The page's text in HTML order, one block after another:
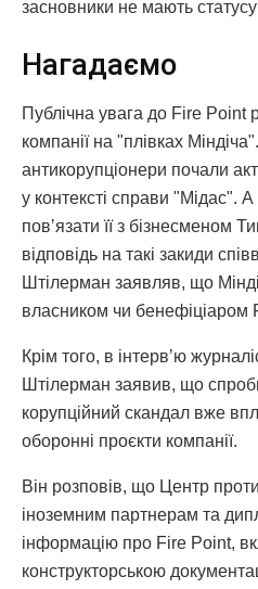
засновники не мають
Нагадаємо
Публічна увага до Fire Point
компанії на "плівках
антикорупціонери почали
у контексті справи "Мідас".
повʼязати її з бізнесменом
відповідь на такі закиди
Штілерман заявляв, що
власником чи бенефіціаром
Крім того, в інтерв’ю
Штілерман заявив, що
корупційний скандал вже
оборонні проєкти компанії.
Він розповів, що Центр
іноземним партнерам та
інформацію про Fire Point,
конструкторською